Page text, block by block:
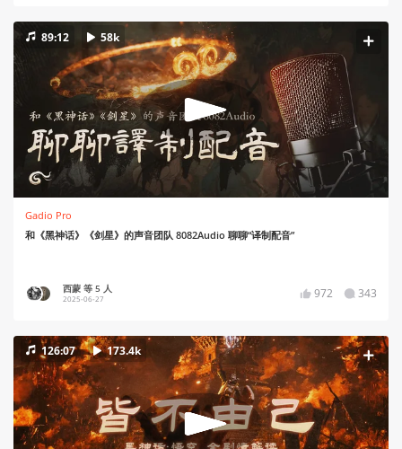
89:12 58k
Gadio Pro
和《黑神话》《剑星》的声音团队 8082Audio 聊聊“译制配音”
西蒙 等 5 人
2025-06-27 972 343
126:07 173.4k